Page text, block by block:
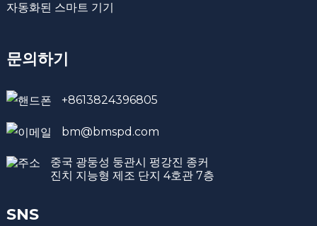
자동화된 스마트 기기
문의하기
+8613824396805
bm@bmspd.com
중국 광둥성 둥관시 펑강진 종커
진치 지능형 제조 단지 4호관 7층
SNS